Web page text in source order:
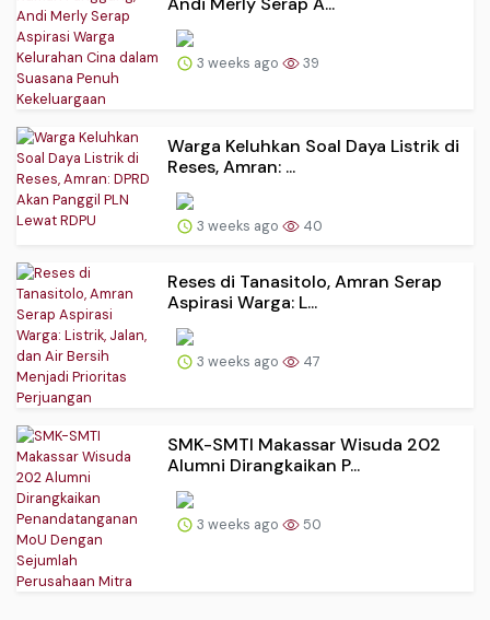
3 weeks ago 39
Warga Keluhkan Soal Daya Listrik di
Reses, Amran: ...
3 weeks ago 40
Reses di Tanasitolo, Amran Serap
Aspirasi Warga: L...
3 weeks ago 47
SMK-SMTI Makassar Wisuda 202
Alumni Dirangkaikan P...
3 weeks ago 50